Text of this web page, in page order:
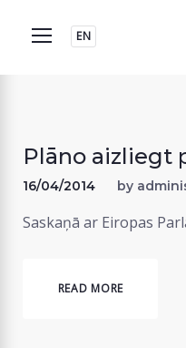
EN
Plāno aizliegt
16/04/2014 by
Saskaņā ar Eiropas
READ MORE